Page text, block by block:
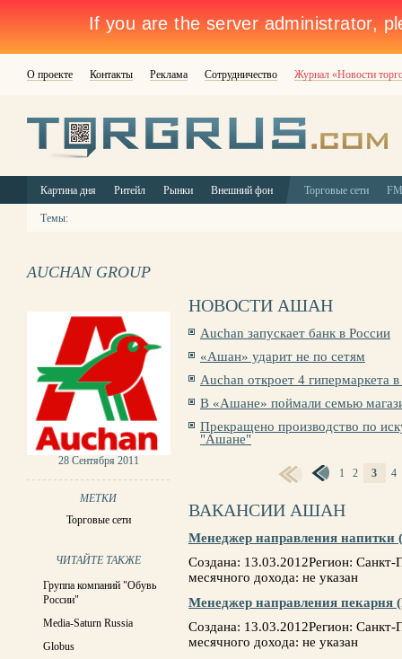
О проекте Контакты Реклама Сотрудничество Журнал «Новости
Картина дня Ритейл Рынки Внешний фон Торговые сети
Темы:
AUCHAN GROUP
28 Сентября 2011
МЕТКИ
Торговые сети
ЧИТАЙТЕ ТАКЖЕ
Группа компаний "Обувь
России"
Media-Saturn Russia
Globus
НОВОСТИ АШАН
Auchan запускает банк в России
«Ашан» ударит не по сетям
Auchan откроет 4 гипермаркета
В «Ашане» поймали семью
Прекращено производство по
"Ашане"
1 2 3 4
ВАКАНСИИ АШАН
Менеджер направления напитки
Создана: 13.03.2012Регион:
месячного дохода: не указан
Менеджер направления пекарня
Создана: 13.03.2012Регион:
месячного дохода: не указан